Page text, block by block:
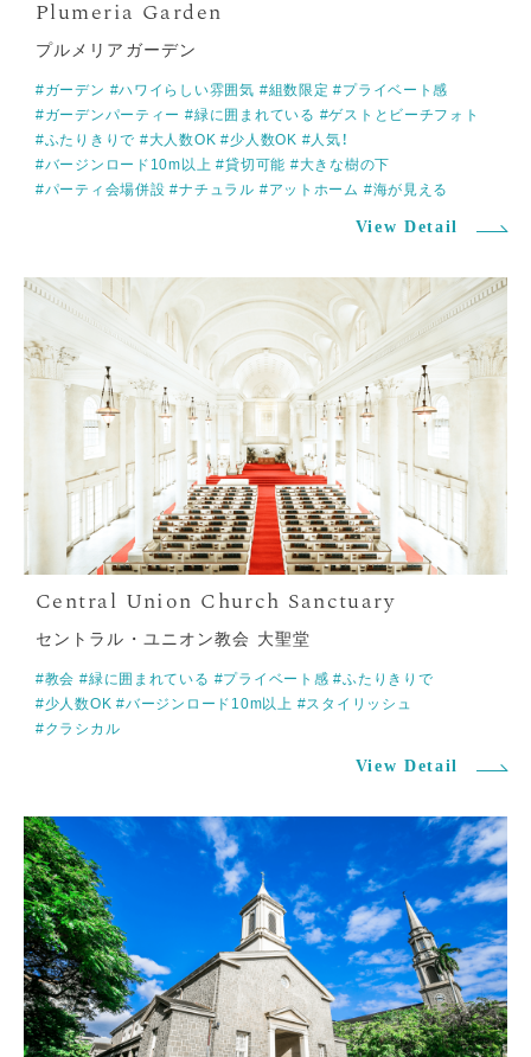
プルメリアガーデン
#ガーデン #ハワイらしい雰囲気 #組数限定 #プライベート感
#ガーデンパーティー #緑に囲まれている #ゲストとビーチフォト
#ふたりきりで #大人数OK #少人数OK #人気！
#バージンロード10m以上 #貸切可能 #大きな樹の下
#パーティ会場併設 #ナチュラル #アットホーム #海が見える
View Detail
セントラル・ユニオン教会 大聖堂
#教会 #緑に囲まれている #プライベート感 #ふたりきりで
#少人数OK #バージンロード10m以上 #スタイリッシュ
#クラシカル
View Detail